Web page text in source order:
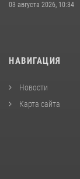
03 августа 2026, 10:34
НАВИГАЦИЯ
Новости
Карта сайта